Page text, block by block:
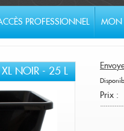
PROFESSIONNEL MON
Prix :
NOIR - 25 L